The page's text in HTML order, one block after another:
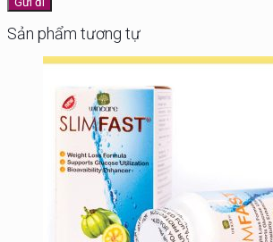
Sản phẩm tương tự